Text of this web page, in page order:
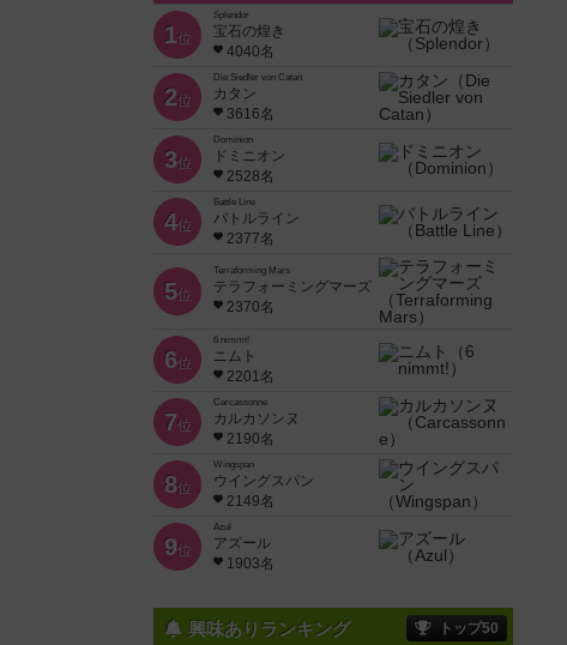
1位
Splendor
宝石の煌き
4040名
2位
Die Siedler von Catan
カタン
3616名
3位
Dominion
ドミニオン
2528名
4位
Battle Line
バトルライン
2377名
5位
Terraforming Mars
テラフォーミングマーズ
2370名
6位
6 nimmt!
ニムト
2201名
7位
Carcassonne
カルカソンヌ
2190名
8位
Wingspan
ウイングスパン
2149名
9位
Azul
アズール
1903名
興味ありランキング トップ50